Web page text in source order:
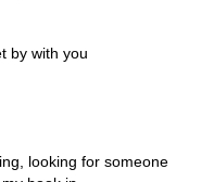
by with you
looking for someone